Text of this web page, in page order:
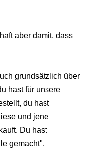
aber damit, dass
grundsätzlich über
hast für unsere
du hast
und jene
Du hast
gemacht".